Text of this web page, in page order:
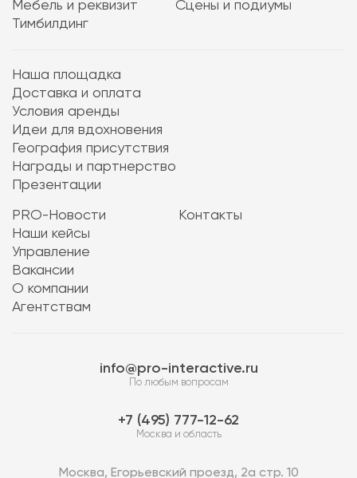
Мебель и реквизит
Сцены и подиумы
Тимбилдинг
Наша площадка
Доставка и оплата
Условия аренды
Идеи для вдохновения
География присутствия
Награды и партнерство
Презентации
PRO-Новости
Наши кейсы
Управление
Вакансии
О компании
Агентствам
Контакты
info@pro-interactive.ru
По любым вопросам
7 (495) 777-12-62
Москва и область
Москва, Егорьевский проезд, 2а стр. 10